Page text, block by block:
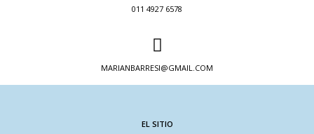
011 4927 6578
MARIANBARRESI@GMAIL.COM
EL SITIO